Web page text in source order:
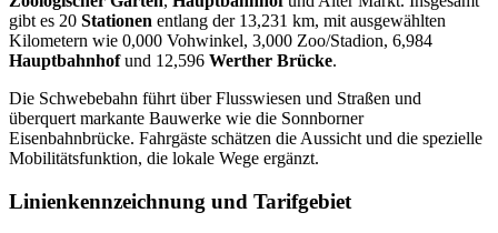
gibt es 20 Stationen entlang der 13,231 km, mit ausgewählten
Kilometern wie 0,000 Vohwinkel, 3,000 Zoo/Stadion, 6,984
Hauptbahnhofund 12,596 Werther Brücke.
Die Schwebebahn führt über Flusswiesen und Straßen und
überquert markante Bauwerke wie die Sonnborner
Eisenbahnbrücke. Fahrgäste schätzen die Aussicht und die spezielle
Mobilitätsfunktion, die lokale Wege ergänzt.
Linienkennzeichnung und Tarifgebiet